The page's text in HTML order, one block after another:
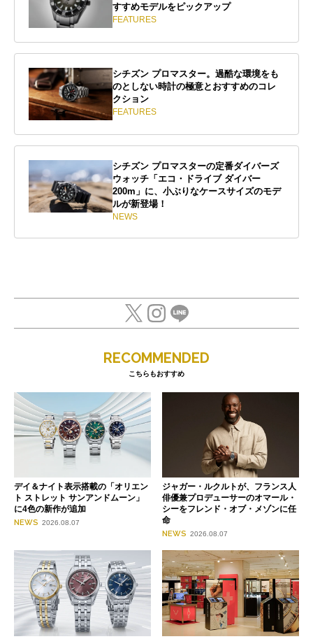
すすめモデルをピックアップ
FEATURES
シチズン プロマスター。過酷な環境をも
のとしない時計の極意とおすすめのコレ
クション
FEATURES
シチズン プロマスターの定番ダイバーズ
ウォッチ「エコ・ドライブ ダイバー
200m」に、小ぶりなケースサイズのモデ
ルが新登場！
NEWS
RECOMMENDED
こちらもおすすめ
デイ＆ナイト表示搭載の「オリエン
ト ストレット サンアンドムーン」
に4色の新作が追加
NEWS 2026.08.07
ジャガー・ルクルトが、フランス人
俳優兼プロデューサーのオマール・
シーをフレンド・オブ・メゾンに任
命
NEWS 2026.08.07